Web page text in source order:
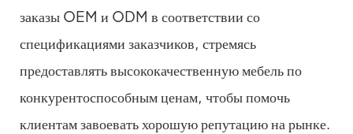
заказы OEM и ODM в соответствии со
спецификациями заказчиков, стремясь
предоставлять высококачественную мебель по
конкурентоспособным ценам, чтобы помочь
клиентам завоевать хорошую репутацию на рынке.